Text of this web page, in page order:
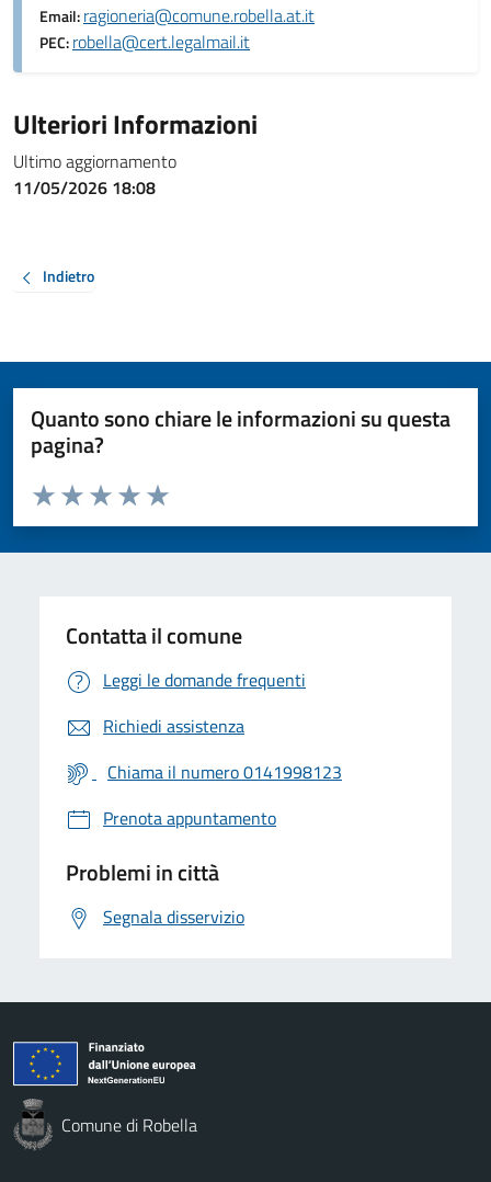
Email:ragioneria@comune.robella.at.it
PEC:robella@cert.legalmail.it
Ulteriori Informazioni
Ultimo aggiornamento
11/05/2026 18:08
Indietro
Quanto sono chiare le informazioni su questa
pagina?
Valuta da 1 a 5 stelle la pagina
Valuta 5 stelle su 5
Valuta 4 stelle su 5
Valuta 3 stelle su 5
Valuta 2 stelle su 5
Valuta 1 stelle su 5
Contatta il comune
Leggi le domande frequenti
Richiedi assistenza
Chiama il numero 0141998123
Prenota appuntamento
Problemi in città
Segnala disservizio
Comune di Robella